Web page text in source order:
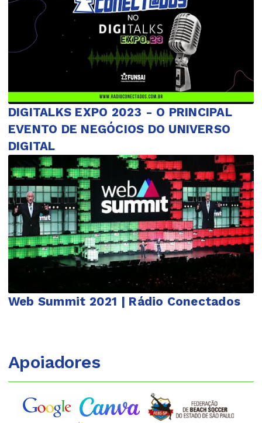
DIGITALKS EXPO 2023 - O PRINCIPAL
EVENTO DE NEGÓCIOS DO UNIVERSO
DIGITAL
Web Summit 2021 | Rádio Conectados
Apoiadores